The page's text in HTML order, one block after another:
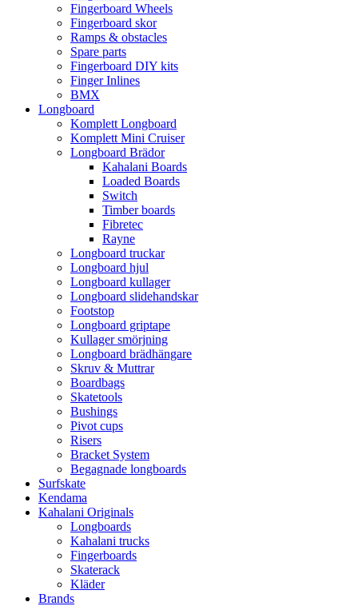
Fingerboard Wheels
Fingerboard skor
Ramps & obstacles
Spare parts
Fingerboard DIY kits
Finger Inlines
BMX
Longboard
Komplett Longboard
Komplett Mini Cruiser
Longboard Brädor
Kahalani Boards
Loaded Boards
Switch
Timber boards
Fibretec
Rayne
Longboard truckar
Longboard hjul
Longboard kullager
Longboard slidehandskar
Footstop
Longboard griptape
Kullager smörjning
Longboard brädhängare
Skruv & Muttrar
Boardbags
Skatetools
Bushings
Pivot cups
Risers
Bracket System
Begagnade longboards
Surfskate
Kendama
Kahalani Originals
Longboards
Kahalani trucks
Fingerboards
Skaterack
Kläder
Brands